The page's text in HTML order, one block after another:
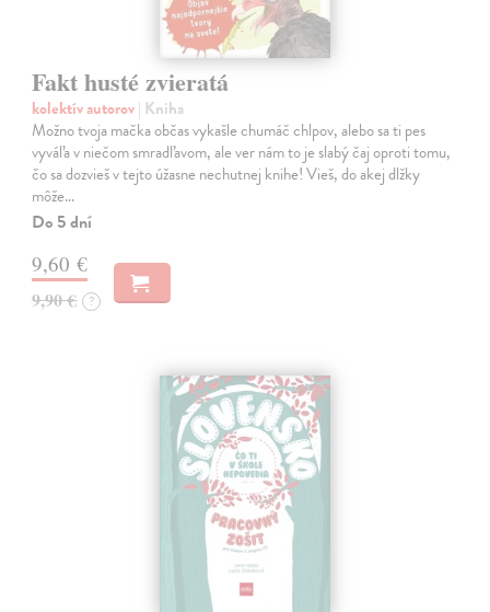
Fakt husté zvieratá
kolektív autorov| Kniha
Možno tvoja mačka občas vykašle chumáč chlpov, alebo sa ti pes
vyváľa v niečom smradľavom, ale ver nám to je slabý čaj oproti tomu,
čo sa dozvieš v tejto úžasne nechutnej knihe! Vieš, do akej dlžky
môže…
Do 5 dní
9,60 €
9,90 € ?